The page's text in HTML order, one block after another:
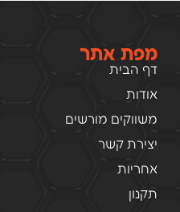
מפת אתר
דף הבית
אודות
משווקים מורשים
יצירת קשר
אחריות
תקנון